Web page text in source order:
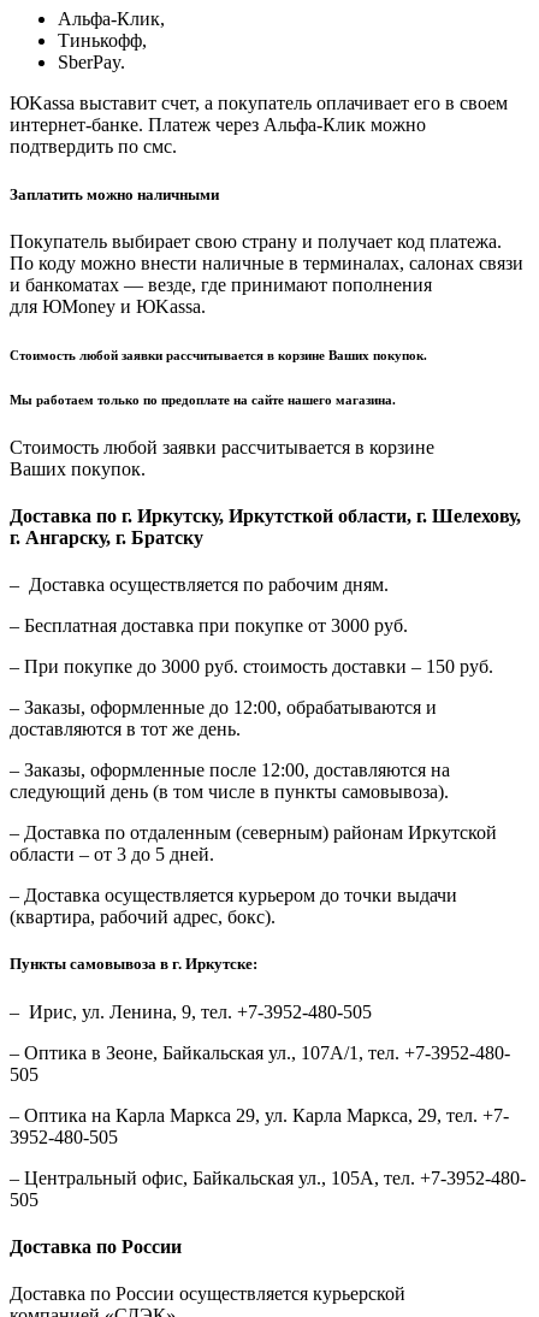
Альфа-Клик,
Тинькофф,
SberPay.
ЮKassa выставит счет, а покупатель оплачивает его в своем
интернет-банке. Платеж через Альфа-Клик можно
подтвердить по смс.
Заплатить можно наличными
Покупатель выбирает свою страну и получает код платежа.
По коду можно внести наличные в терминалах, салонах связи
и банкоматах — везде, где принимают пополнения
для ЮMoney и ЮKassa.
Стоимость любой заявки рассчитывается в корзине Ваших покупок.
Мы работаем только по предоплате на сайте нашего магазина.
Стоимость любой заявки рассчитывается в корзине
Ваших покупок.
Доставка по г. Иркутску, Иркутсткой области, г. Шелехову,
г. Ангарску, г. Братску
– Доставка осуществляется по рабочим дням.
– Бесплатная доставка при покупке от 3000 руб.
– При покупке до 3000 руб. стоимость доставки – 150 руб.
– Заказы, оформленные до 12:00, обрабатываются и
доставляются в тот же день.
– Заказы, оформленные после 12:00, доставляются на
следующий день (в том числе в пункты самовывоза).
– Доставка по отдаленным (северным) районам Иркутской
области – от 3 до 5 дней.
– Доставка осуществляется курьером до точки выдачи
(квартира, рабочий адрес, бокс).
Пункты самовывоза в г. Иркутске:
– Ирис, ул. Ленина, 9, тел. +7-3952-480-505
– Оптика в Зеоне, Байкальская ул., 107А/1, тел. +7-3952-480-
505
– Оптика на Карла Маркса 29, ул. Карла Маркса, 29, тел. +7-
3952-480-505
– Центральный офис, Байкальская ул., 105А, тел. +7-3952-480-
505
Доставка по России
Доставка по России осуществляется курьерской